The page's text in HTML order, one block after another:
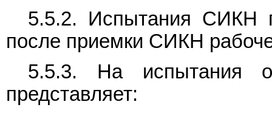
5.5.2. Испытания СИКН
после приемки СИКН
5.5.3. На испытания
представляет: